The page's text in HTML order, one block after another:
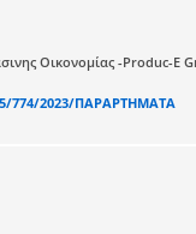
Οικονομίας -Produc-
774/2023/ΠΑΡΑΡΤΗΜΑΤΑ